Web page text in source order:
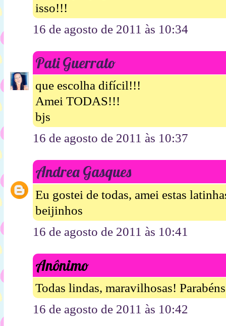
isso!!!
16 de agosto de 2011 às 10:34
Pati Guerrato
que escolha difícil!!!
Amei TODAS!!!
bjs
16 de agosto de 2011 às 10:37
Andrea Gasques
Eu gostei de todas, amei estas
beijinhos
16 de agosto de 2011 às 10:41
Anônimo
Todas lindas, maravilhosas! Parabéns
16 de agosto de 2011 às 10:42